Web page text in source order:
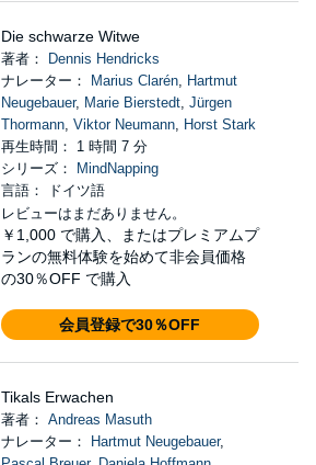
Die schwarze Witwe
著者：
Dennis Hendricks
ナレーター：
Marius Clarén, Hartmut
Neugebauer, Marie Bierstedt, Jürgen
Thormann, Viktor Neumann, Horst Stark
再生時間： 1 時間 7 分
シリーズ：
MindNapping
言語： ドイツ語
レビューはまだありません。
￥1,000 で購入、またはプレミアムプ
ランの無料体験を始めて非会員価格
の30％OFF で購入
会員登録で30％OFF
Tikals Erwachen
著者： Andreas Masuth
ナレーター：
Hartmut Neugebauer,